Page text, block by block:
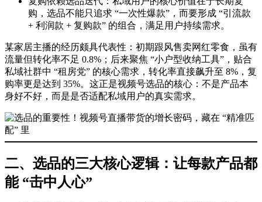
购，选品不能只追求 “一次性爆款”，而要形成 “引流款
+ 利润款 + 复购款” 的组合，满足用户持续需求。
某家居主播的经历颇具代表性：初期跟风售卖网红零食，虽有
流量但转化率不足 0.8%；后来聚焦 “小户型收纳工具”，贴合
私域社群中 “租房党” 的核心需求，转化率直接飙升至 8%，复
购率更是达到 35%。这正是视频号选品的核心：不是产品本
身好不好，而是是否适配私域用户的真实需求。
二、选品的三大核心逻辑：让每款产品都
能 “击中人心”